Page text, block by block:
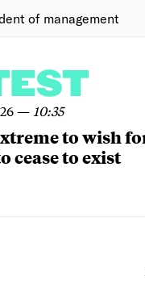
of management
— 10:35
to wish
cease to exist